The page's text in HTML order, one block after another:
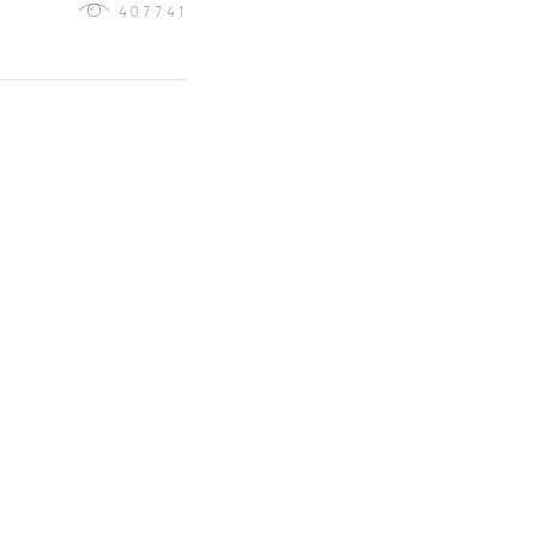
407741